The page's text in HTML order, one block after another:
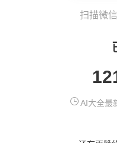
扫描微信
AI大全最